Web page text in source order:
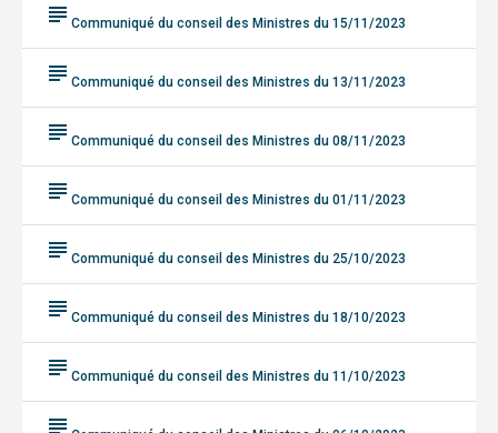
subject Communiqué du conseil des Ministres du 15/11/2023
subject Communiqué du conseil des Ministres du 13/11/2023
subject Communiqué du conseil des Ministres du 08/11/2023
subject Communiqué du conseil des Ministres du 01/11/2023
subject Communiqué du conseil des Ministres du 25/10/2023
subject Communiqué du conseil des Ministres du 18/10/2023
subject Communiqué du conseil des Ministres du 11/10/2023
subject